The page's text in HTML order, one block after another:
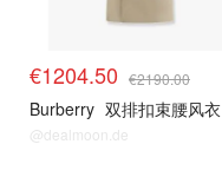
€1204.50 €2190.00
Burberry 双排扣束腰风衣
@dealmoon.de